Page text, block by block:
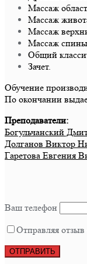
Массаж
Массаж
Массаж
Массаж
Общий
Зачет.
Обучение
По окончании
Преподаватели:
Богульчанский
Долганов Виктор
Гаретова Евгения
Ваш телефон
Отправляя